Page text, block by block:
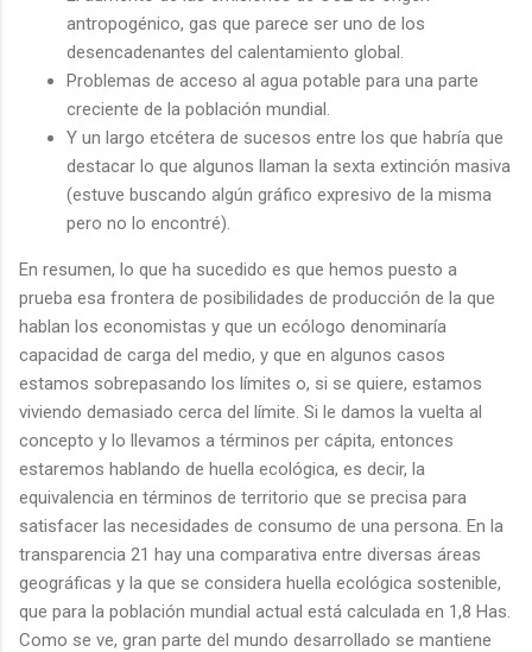
antropogénico, gas que parece ser uno de los
desencadenantes del calentamiento global.
Problemas de acceso al agua potable para una parte
creciente de la población mundial.
Y un largo etcétera de sucesos entre los que habría que
destacar lo que algunos llaman la sexta extinción masiva
(estuve buscando algún gráfico expresivo de la misma
pero no lo encontré).
En resumen, lo que ha sucedido es que hemos puesto a
prueba esa frontera de posibilidades de producción de la que
hablan los economistas y que un ecólogo denominaría
capacidad de carga del medio, y que en algunos casos
estamos sobrepasando los límites o, si se quiere, estamos
viviendo demasiado cerca del límite. Si le damos la vuelta al
concepto y lo llevamos a términos per cápita, entonces
estaremos hablando de huella ecológica, es decir, la
equivalencia en términos de territorio que se precisa para
satisfacer las necesidades de consumo de una persona. En la
transparencia 21 hay una comparativa entre diversas áreas
geográficas y la que se considera huella ecológica sostenible,
que para la población mundial actual está calculada en 1,8 Has.
Como se ve, gran parte del mundo desarrollado se mantiene